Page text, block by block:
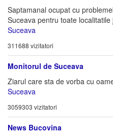
Saptamanal ocupat cu
Suceava pentru toate localitatile
Suceava
311688 vizitatori
Monitorul de Suceava
Ziarul care sta de vorba cu
Suceava
3059303 vizitatori
News Bucovina